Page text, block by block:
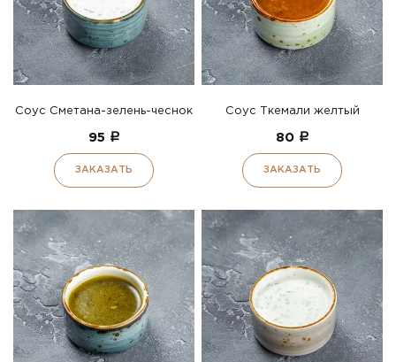
Соус Сметана-зелень-чеснок
95 a
ЗАКАЗАТЬ
Соус Ткемали желтый
80 a
ЗАКАЗАТЬ